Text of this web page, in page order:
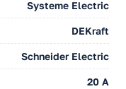
Systeme Electric
DEKraft
Schneider Electric
20 A